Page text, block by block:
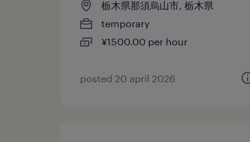
栃木県那須烏山市, 栃木県
temporary
¥1500.00 per hour
posted 20 april 2026